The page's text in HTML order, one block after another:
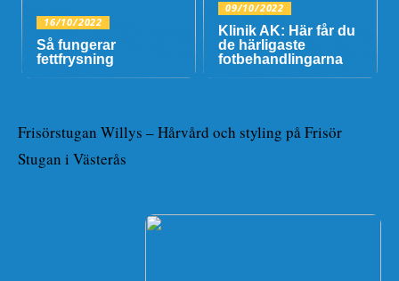
16/10/2022
Så fungerar
fettfrysning
09/10/2022
Klinik AK: Här får du
de härligaste
fotbehandlingarna
Frisörstugan Willys – Hårvård och styling på Frisör
Stugan i Västerås